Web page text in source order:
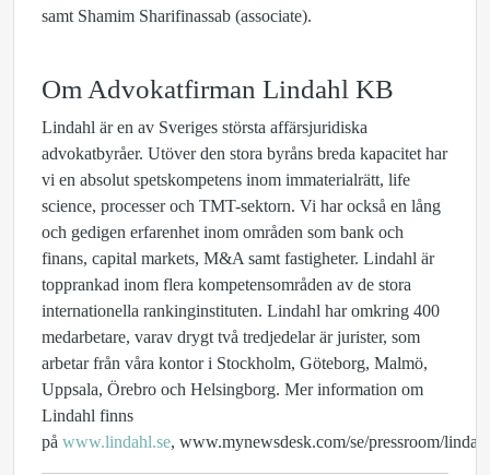
samt Shamim Sharifinassab (associate).
Om Advokatfirman Lindahl KB
Lindahl är en av Sveriges största affärsjuridiska
advokatbyråer. Utöver den stora byråns breda kapacitet har
vi en absolut spetskompetens inom immaterialrätt, life
science, processer och TMT-sektorn. Vi har också en lång
och gedigen erfarenhet inom områden som bank och
finans, capital markets, M&A samt fastigheter. Lindahl är
topprankad inom flera kompetensområden av de stora
internationella rankinginstituten. Lindahl har omkring 400
medarbetare, varav drygt två tredjedelar är jurister, som
arbetar från våra kontor i Stockholm, Göteborg, Malmö,
Uppsala, Örebro och Helsingborg. Mer information om
Lindahl finns
på www.lindahl.se, www.mynewsdesk.com/se/pressroom/lindahl